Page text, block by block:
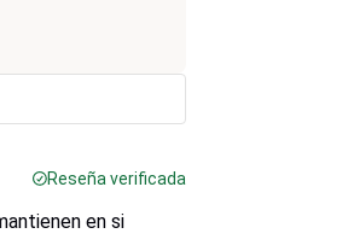
Reseña verificada
en si